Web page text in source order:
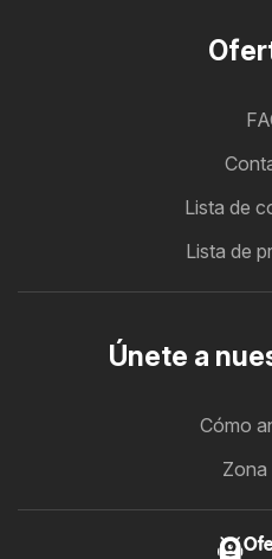
Lista de
Lista de
Únete a
Cómo
Zona